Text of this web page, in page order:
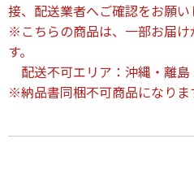
接、配送業者へご確認をお願い
※こちらの商品は、一部お届け
す。
配送不可エリア：沖縄・離島
※納品書同梱不可商品になりま